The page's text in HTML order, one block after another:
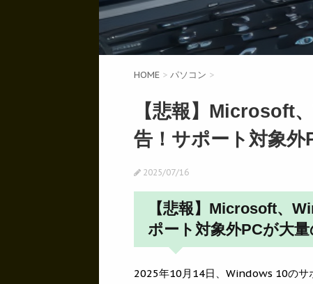
HOME > パソコン >
【悲報】Microsoft
告！サポート対象外
2025/07/16
【悲報】Microsoft、
ポート対象外PCが大
2025年10月14日、Windows 10のサ